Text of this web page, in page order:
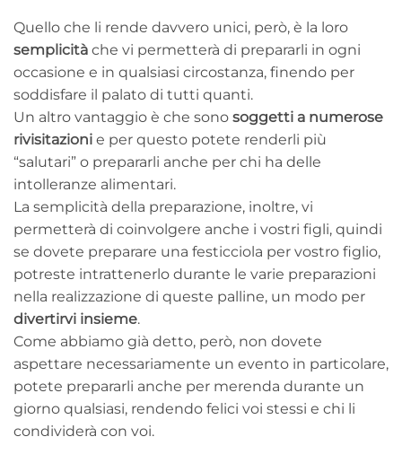
Quello che li rende davvero unici, però, è la loro
semplicità che vi permetterà di prepararli in ogni
occasione e in qualsiasi circostanza, finendo per
soddisfare il palato di tutti quanti.
Un altro vantaggio è che sono soggetti a numerose
rivisitazioni e per questo potete renderli più
“salutari” o prepararli anche per chi ha delle
intolleranze alimentari.
La semplicità della preparazione, inoltre, vi
permetterà di coinvolgere anche i vostri figli, quindi
se dovete preparare una festicciola per vostro figlio,
potreste intrattenerlo durante le varie preparazioni
nella realizzazione di queste palline, un modo per
divertirvi insieme.
Come abbiamo già detto, però, non dovete
aspettare necessariamente un evento in particolare,
potete prepararli anche per merenda durante un
giorno qualsiasi, rendendo felici voi stessi e chi li
condividerà con voi.